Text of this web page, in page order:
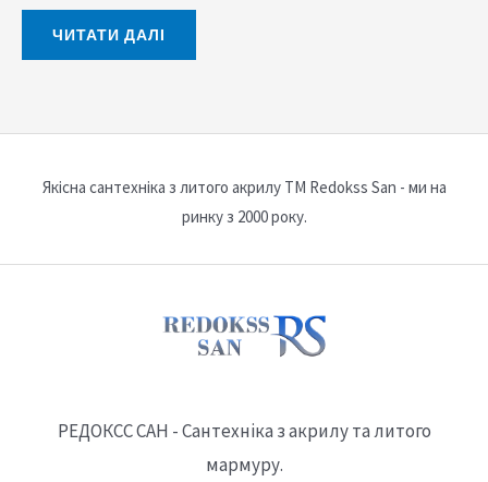
Оцінено в
ЧИТАТИ ДАЛІ
Якісна сантехніка з литого акрилу ТМ Redokss San - ми на
ринку з 2000 року.
РЕДОКСС САН - Сантехніка з акрилу та литого
мармуру.